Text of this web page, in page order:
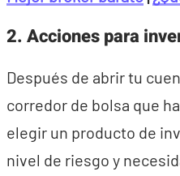
2. Acciones para
Después de abrir tu
corredor de bolsa que
elegir un producto de
nivel de riesgo y